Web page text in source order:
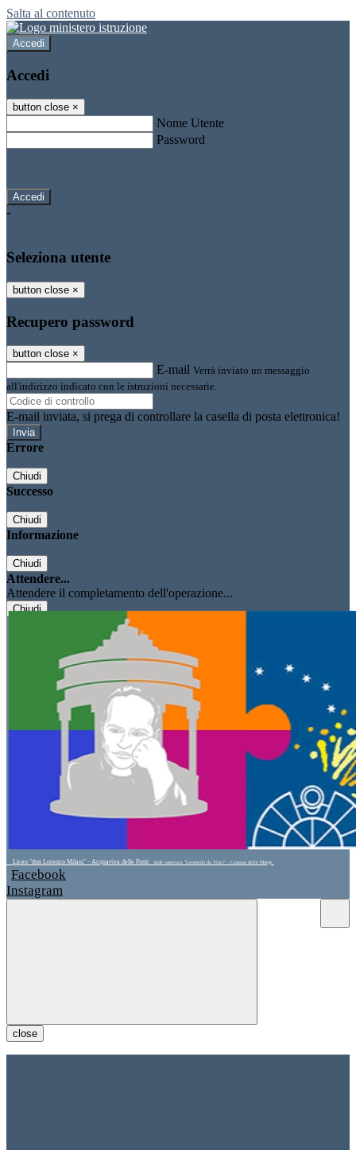
Salta al contenuto
Accedi
Accedi
button close ×
Nome Utente
Password
-
Seleziona utente
button close ×
Recupero password
button close ×
E-mail Verrà inviato un messaggio
all'indirizzo indicato con le istruzioni necessarie.
E-mail inviata, si prega di controllare la casella di posta elettronica!
Errore
Chiudi
Successo
Chiudi
Informazione
Chiudi
Attendere...
Attendere il completamento dell'operazione...
Chiudi
Liceo "don Lorenzo Milani" - Acquaviva delle Fonti Sede associata "Leonardo da Vinci" - Cassano delle Murge
Facebook
Instagram
close